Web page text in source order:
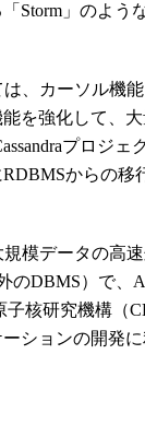
Storm」のよう
、カーソル機能
を強化して、
プロジェ
からの
規模データの高
のDBMS）で、
子核研究機構（
ションの開発に